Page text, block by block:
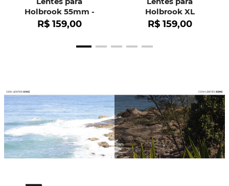
Holbrook 55mm -
OO9102
R$ 159,00
Holbrook XL
R$ 159,00